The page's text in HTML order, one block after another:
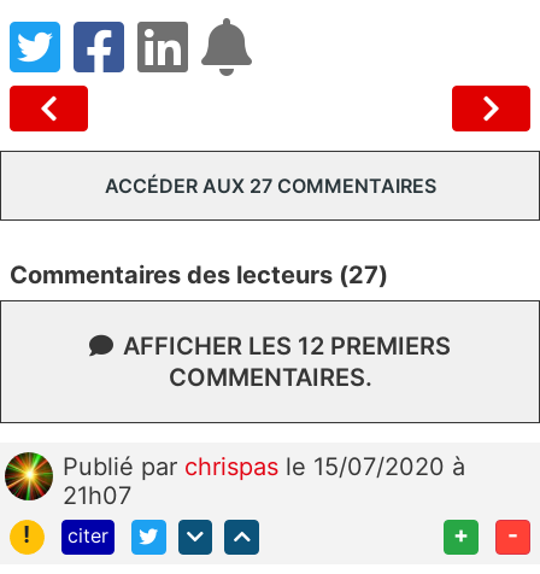
ACCÉDER AUX 27 COMMENTAIRES
Commentaires des lecteurs (27)
AFFICHER LES 12 PREMIERS
COMMENTAIRES.
Publié par chrispas le 15/07/2020 à
21h07
!
citer + -